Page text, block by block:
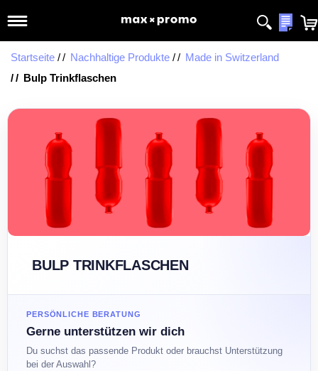
Startseite Nachhaltige Produkte
Made in Switzerland
Bulp Trinkflaschen
BULP TRINKFLASCHEN
PERSÖNLICHE BERATUNG
Gerne unterstützen wir dich
Du suchst das passende Produkt oder brauchst Unterstützung
bei der Auswahl?